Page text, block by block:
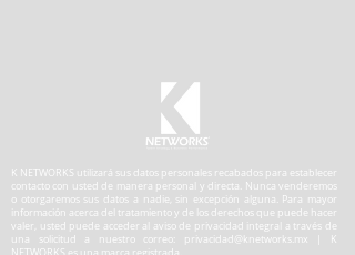
K NETWORKS utilizará sus datos personales recabados para establecer
contacto con usted de manera personal y directa. Nunca venderemos
o otorgaremos sus datos a nadie, sin excepción alguna. Para mayor
información acerca del tratamiento y de los derechos que puede hacer
valer, usted puede acceder al aviso de privacidad integral a través de
una solicitud a nuestro correo: privacidad@knetworks.mx
| K